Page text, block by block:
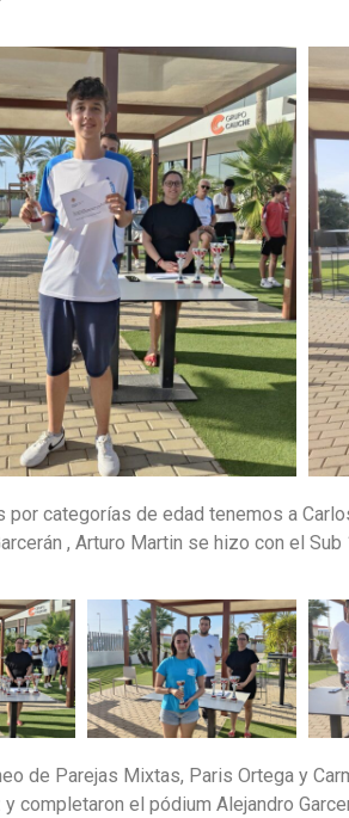
por categorías de edad tenemos a
, Arturo Martin se hizo con el
de Parejas Mixtas, Paris Ortega y
completaron el pódium Alejandro